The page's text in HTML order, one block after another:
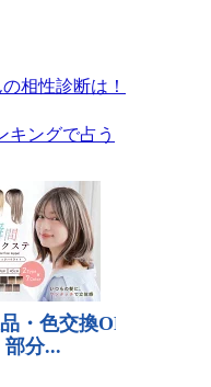
相性診断は！
キングで占う